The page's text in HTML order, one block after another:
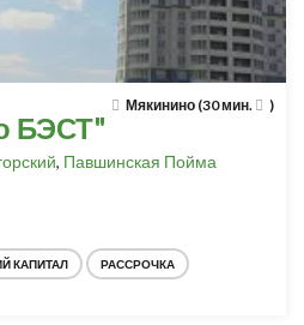
Мякинино (30 мин. )
БЭСТ"
, Павшинская Пойма
КАПИТАЛ РАССРОЧКА